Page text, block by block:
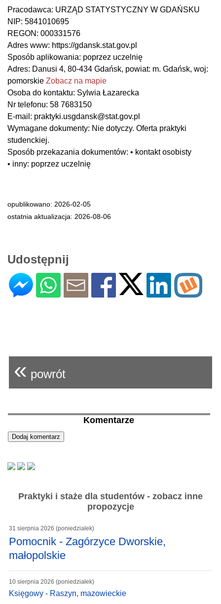
Pracodawca: URZĄD STATYSTYCZNY W GDAŃSKU
NIP: 5841010695
REGON: 000331576
Adres www: https://gdansk.stat.gov.pl
Sposób aplikowania: poprzez uczelnię
Adres: Danusi 4, 80-434 Gdańsk, powiat: m. Gdańsk, woj:
pomorskie Zobacz na mapie
Osoba do kontaktu: Sylwia Łazarecka
Nr telefonu: 58 7683150
E-mail: praktyki.usgdansk@stat.gov.pl
Wymagane dokumenty: Nie dotyczy. Oferta praktyki
studenckiej.
Sposób przekazania dokumentów: • kontakt osobisty
• inny: poprzez uczelnię
opublikowano: 2026-02-05
ostatnia aktualizacja: 2026-08-06
Udostępnij
« powrót
Komentarze
Praktyki i staże dla studentów - zobacz inne
propozycje
31 sierpnia 2026 (poniedziałek)
Pomocnik - Zagórzyce Dworskie,
małopolskie
10 sierpnia 2026 (poniedziałek)
Księgowy - Raszyn, mazowieckie